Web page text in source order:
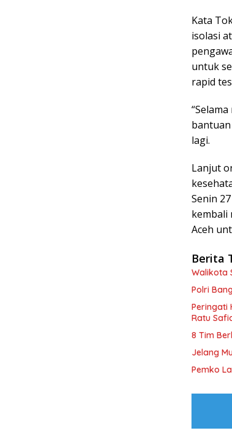
Kata
isolasi
untuk
rapid
lagi.
Lanjut
Senin
kembali
Aceh
Berita
Walikota
Polri
Peringati
Ratu
8 Tim
Jelang
Pemko